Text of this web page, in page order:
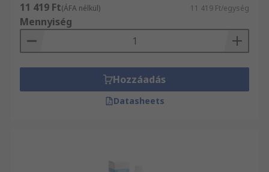
11 419 Ft(ÁFA nélkül) 11 419 Ft/egység
Mennyiség
Hozzáadás
Datasheets